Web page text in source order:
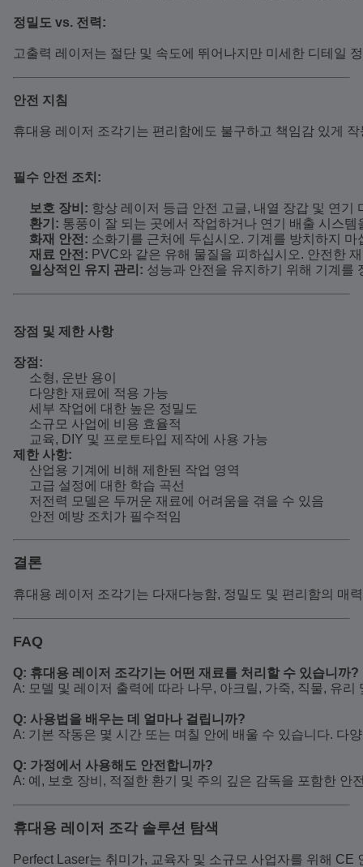
정밀도 vs. 전력:
고출력 레이저는 절단 및 속도에 뛰어나지만 미세한 디테일
안전 지침
휴대용 레이저 조각기는 편리함에도 불구하고 책임감 있게
필수 안전 조치:
보호 장비: 항상 레이저 등급 안전 고글, 내열 장갑 및 연기
환기: 통풍이 잘 되는 곳에서 작업하거나 연기 배출 시스템
화재 안전: 소화기를 근처에 두십시오. 기계를 방치하지 마
재료 안전: PVC와 같은 유해 물질을 피하십시오. 안전한
일상적인 유지 관리: 성능과 안전을 유지하기 위해 기계를
장점 및 제한 사항
장점:
소형, 운반 용이
다양한 재료에 적용 가능
세부 작업에 대한 높은 정밀도
소규모 사업에 비용 효율적
교육, DIY 및 프로토타입 제작에 사용 가능
제한 사항:
산업용 기계에 비해 제한된 작업 영역
고급 설정에 대한 학습 곡선
저전력 모델은 두꺼운 재료에 어려움을 겪을 수 있음
안전 예방 조치가 필수적임
결론
휴대용 레이저 조각기는 다재다능함, 정밀도 및 편리함의 매
FAQ
Q: 휴대용 레이저 조각기는 어떤 재료를 처리할 수 있습니까?
A: 모델 및 레이저 출력에 따라 나무, 아크릴, 가죽, 직물, 유리
Q: 사용법을 배우는 데 얼마나 걸립니까?
A: 기본 작동은 몇 시간 또는 며칠 안에 배울 수 있습니다. 다
Q: 가정에서 사용해도 안전합니까?
A: 예, 보호 장비, 적절한 환기 및 주의 깊은 감독을 포함한 안
휴대용 레이저 조각 솔루션 탐색
Perfect Laser는 취미가, 교육자 및 소규모 사업자를 위해